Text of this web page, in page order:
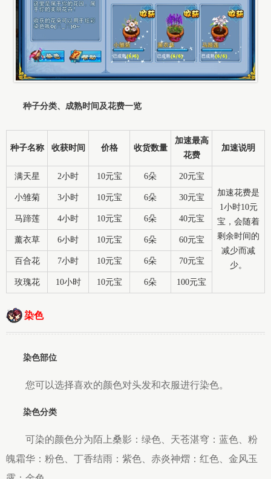
种子分类、成熟时间及花费一览
种子名称 收获时间 价格 收货数量
加速最高
花费
加速说明
满天星 2小时 10元宝 6朵
20元宝
加速花费是
1小时10元
宝，会随着
剩余时间的
减少而减
少。
小雏菊 3小时 10元宝 6朵 30元宝
马蹄莲 4小时 10元宝 6朵 40元宝
薰衣草 6小时 10元宝 6朵 60元宝
百合花 7小时 10元宝 6朵 70元宝
玫瑰花 10小时 10元宝 6朵 100元宝
染色
染色部位
您可以选择喜欢的颜色对头发和衣服进行染色。
染色分类
可染的颜色分为陌上桑影：绿色、天苍湛穹：蓝色、粉
魄霜华：粉色、丁香结雨：紫色、赤炎神熠：红色、金风玉